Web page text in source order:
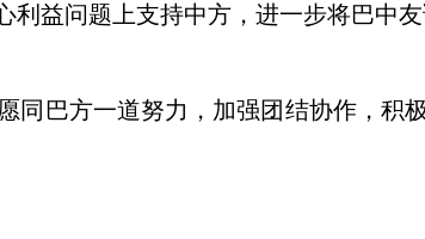
益问题上支持中方，进一步将巴中友
巴方一道努力，加强团结协作，积